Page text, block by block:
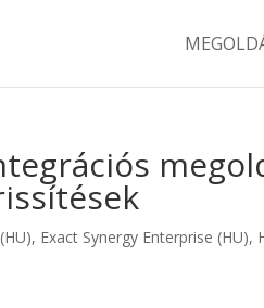
, Exact Synergy Enterprise (HU),